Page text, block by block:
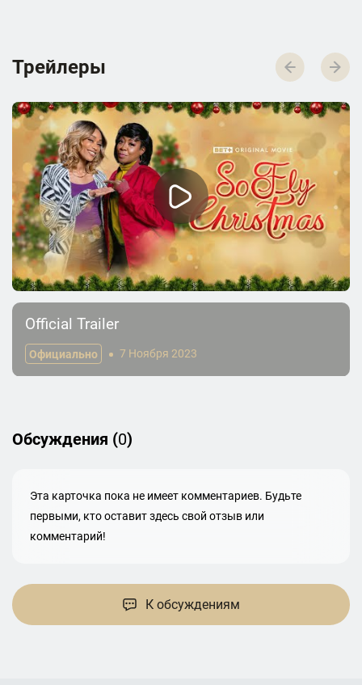
Трейлеры
Official Trailer
Официально 7 Ноября 2023
Обсуждения (0)
Эта карточка пока не имеет комментариев. Будьте
первыми, кто оставит здесь свой отзыв или
комментарий!
К обсуждениям